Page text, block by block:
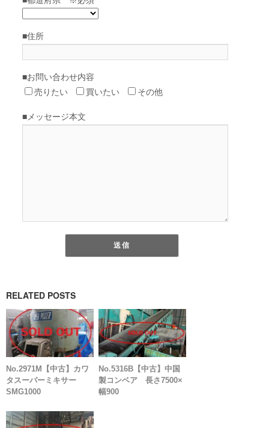
RELATED POSTS
No.2971M【中古】カワ
タスーパーミキサー
SMG1000
No.5316B【中古】中国
製コンベア 長さ7500×
幅900